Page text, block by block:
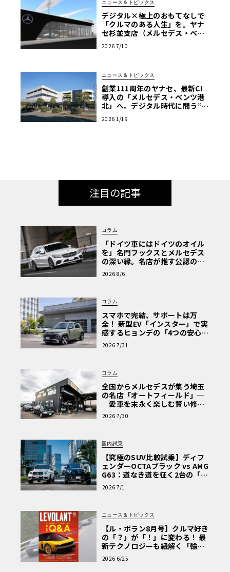
ニュース＆トピックス
デジタル×極上のおもてなしで
「クルマのある人生」を。ヤナ
セ杉並支店（メルセデス・ベン
アリー拠点へ進化
2026 7/10
ニュース＆トピックス
創業111周年のヤナセ、最新CI
導入の「メルセデス・ベンツ港
北」へ。デジタル時代に問う“人
2026 1/19
注目の記事
コラム
「ドイツ車にはドイツのオイル
を」名門フックスとメルセデス
の深い縁。名店が推す公認の安
心と、Cクラスで味わうシルキー
な走り〈PR〉
2026 8/6
コラム
スマホで完結、サポートは万
全！ 新型EV「インスター」で実
感するヒョンデの「4つの安心」
【第1回・ヒョンデ6つの疑問：
Why? Hyundai?】〈PR〉
2026 7/31
コラム
全国からメルセデスが集う埼玉
の名店「オートフィールド」─
─愛車を末永く楽しむ賢い修理
術と、プロがフックス製オイル
を選ぶ理由〈PR〉
2026 7/30
国内試乗
【究極のSUV比較試乗】ディフ
ェンダーOCTAブラック vs AMG
G63：道なき道を征く2台の「対
極的アプローチ」
2026 7/1
ニュース＆トピックス
【ル・ボラン8月号】クルマ好き
の「？」が「！」に変わる！ 最
新テクノロジーも紐解く「輸入
車Q&A」
2026 6/25